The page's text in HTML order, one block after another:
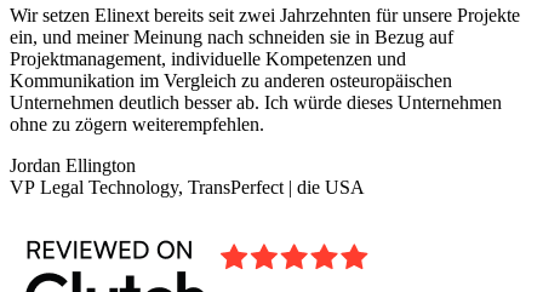
Wir setzen Elinext bereits seit zwei Jahrzehnten für unsere Projekte
ein, und meiner Meinung nach schneiden sie in Bezug auf
Projektmanagement, individuelle Kompetenzen und
Kommunikation im Vergleich zu anderen osteuropäischen
Unternehmen deutlich besser ab. Ich würde dieses Unternehmen
ohne zu zögern weiterempfehlen.
Jordan Ellington
VP Legal Technology, TransPerfect | die USA